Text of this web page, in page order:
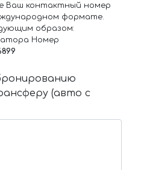
Ваш контактный номер
формате.
образом:
Номер
(авто с